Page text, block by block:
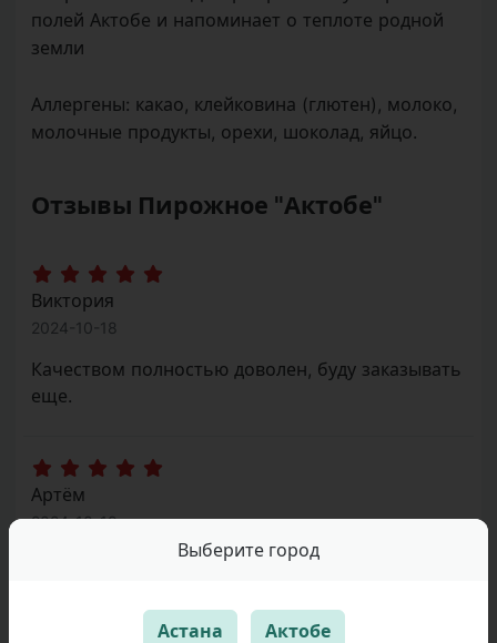
земли
молочные продукты, орехи, шоколад, яйцо.
Виктория
2024-10-18
Качеством полностью доволен, буду заказывать
еще.
Артём
2024-10-19
Выберите город
Астана Актобе